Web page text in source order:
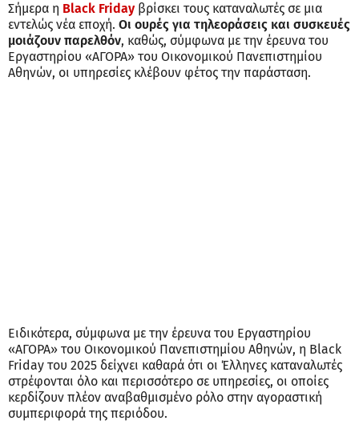
Σήμερα η Black Friday βρίσκει τους καταναλωτές σε μια
εντελώς νέα εποχή. Οι ουρές για τηλεοράσεις και συσκευές
μοιάζουν παρελθόν, καθώς, σύμφωνα με την έρευνα του
Εργαστηρίου «ΑΓΟΡΑ» του Οικονομικού Πανεπιστημίου
Αθηνών, οι υπηρεσίες κλέβουν φέτος την παράσταση.
Ειδικότερα, σύμφωνα με την έρευνα του Εργαστηρίου
«ΑΓΟΡΑ» του Οικονομικού Πανεπιστημίου Αθηνών, η Black
Friday του 2025 δείχνει καθαρά ότι οι Έλληνες καταναλωτές
στρέφονται όλο και περισσότερο σε υπηρεσίες, οι οποίες
κερδίζουν πλέον αναβαθμισμένο ρόλο στην αγοραστική
συμπεριφορά της περιόδου.